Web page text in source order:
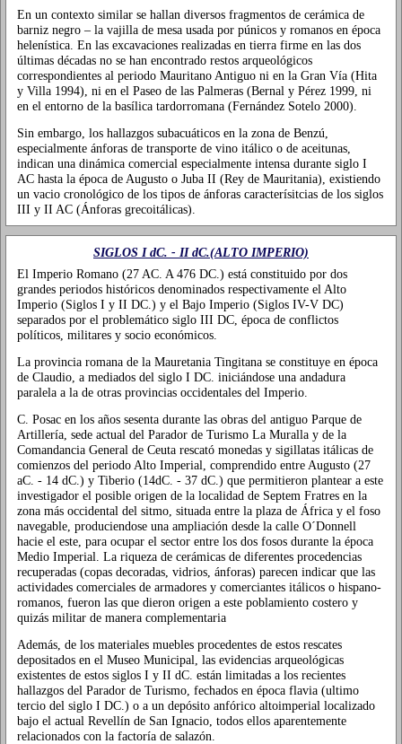
En un contexto similar se hallan diversos fragmentos de cerámica de
barniz negro – la vajilla de mesa usada por púnicos y romanos en época
helenística. En las excavaciones realizadas en tierra firme en las dos
últimas décadas no se han encontrado restos arqueológicos
correspondientes al periodo Mauritano Antiguo ni en la Gran Vía (Hita
y Villa 1994), ni en el Paseo de las Palmeras (Bernal y Pérez 1999, ni
en el entorno de la basílica tardorromana (Fernández Sotelo 2000).
Sin embargo, los hallazgos subacuáticos en la zona de Benzú,
especialmente ánforas de transporte de vino itálico o de aceitunas,
indican una dinámica comercial especialmente intensa durante siglo I
AC hasta la época de Augusto o Juba II (Rey de Mauritania), existiendo
un vacio cronológico de los tipos de ánforas caracterísitcias de los siglos
III y II AC (Ánforas grecoitálicas).
SIGLOS I dC. - II dC.(ALTO IMPERIO)
El Imperio Romano (27 AC. A 476 DC.) está constituido por dos
grandes periodos históricos denominados respectivamente el Alto
Imperio (Siglos I y II DC.) y el Bajo Imperio (Siglos IV-V DC)
separados por el problemático siglo III DC, época de conflictos
políticos, militares y socio económicos.
La provincia romana de la Mauretania Tingitana se constituye en época
de Claudio, a mediados del siglo I DC. iniciándose una andadura
paralela a la de otras provincias occidentales del Imperio.
C. Posac en los años sesenta durante las obras del antiguo Parque de
Artillería, sede actual del Parador de Turismo La Muralla y de la
Comandancia General de Ceuta rescató monedas y sigillatas itálicas de
comienzos del periodo Alto Imperial, comprendido entre Augusto (27
aC. - 14 dC.) y Tiberio (14dC. - 37 dC.) que permitieron plantear a este
investigador el posible origen de la localidad de Septem Fratres en la
zona más occidental del sitmo, situada entre la plaza de África y el foso
navegable, produciendose una ampliación desde la calle O´Donnell
hacie el este, para ocupar el sector entre los dos fosos durante la época
Medio Imperial. La riqueza de cerámicas de diferentes procedencias
recuperadas (copas decoradas, vidrios, ánforas) parecen indicar que las
actividades comerciales de armadores y comerciantes itálicos o hispano-
romanos, fueron las que dieron origen a este poblamiento costero y
quizás militar de manera complementaria
Además, de los materiales muebles procedentes de estos rescates
depositados en el Museo Municipal, las evidencias arqueológicas
existentes de estos siglos I y II dC. están limitadas a los recientes
hallazgos del Parador de Turismo, fechados en época flavia (ultimo
tercio del siglo I DC.) o a un depósito anfórico altoimperial localizado
bajo el actual Revellín de San Ignacio, todos ellos aparentemente
relacionados con la factoría de salazón.